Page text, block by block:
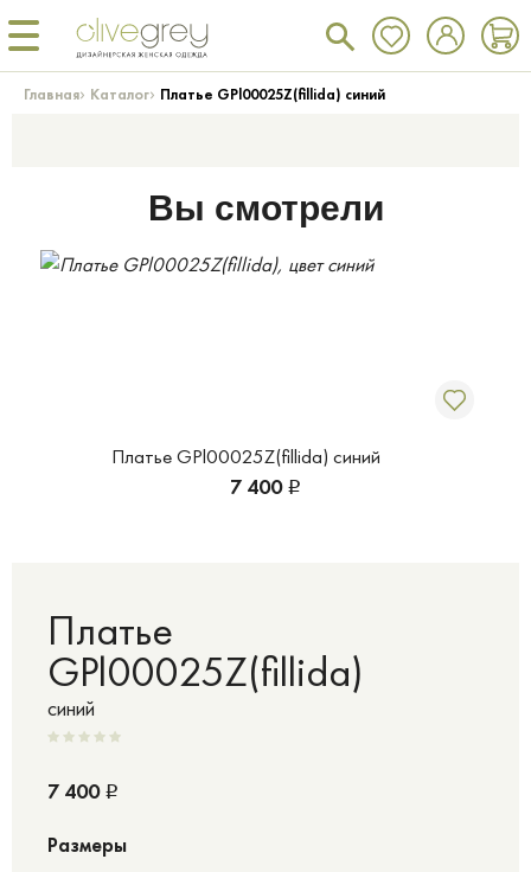
Главная› Каталог› Платье GPl00025Z(fillida) синий
Вы смотрели
Платье GPl00025Z(fillida) синий
7 400 Р
Платье
GPl00025Z(fillida)
синий
7 400 Р
Размеры